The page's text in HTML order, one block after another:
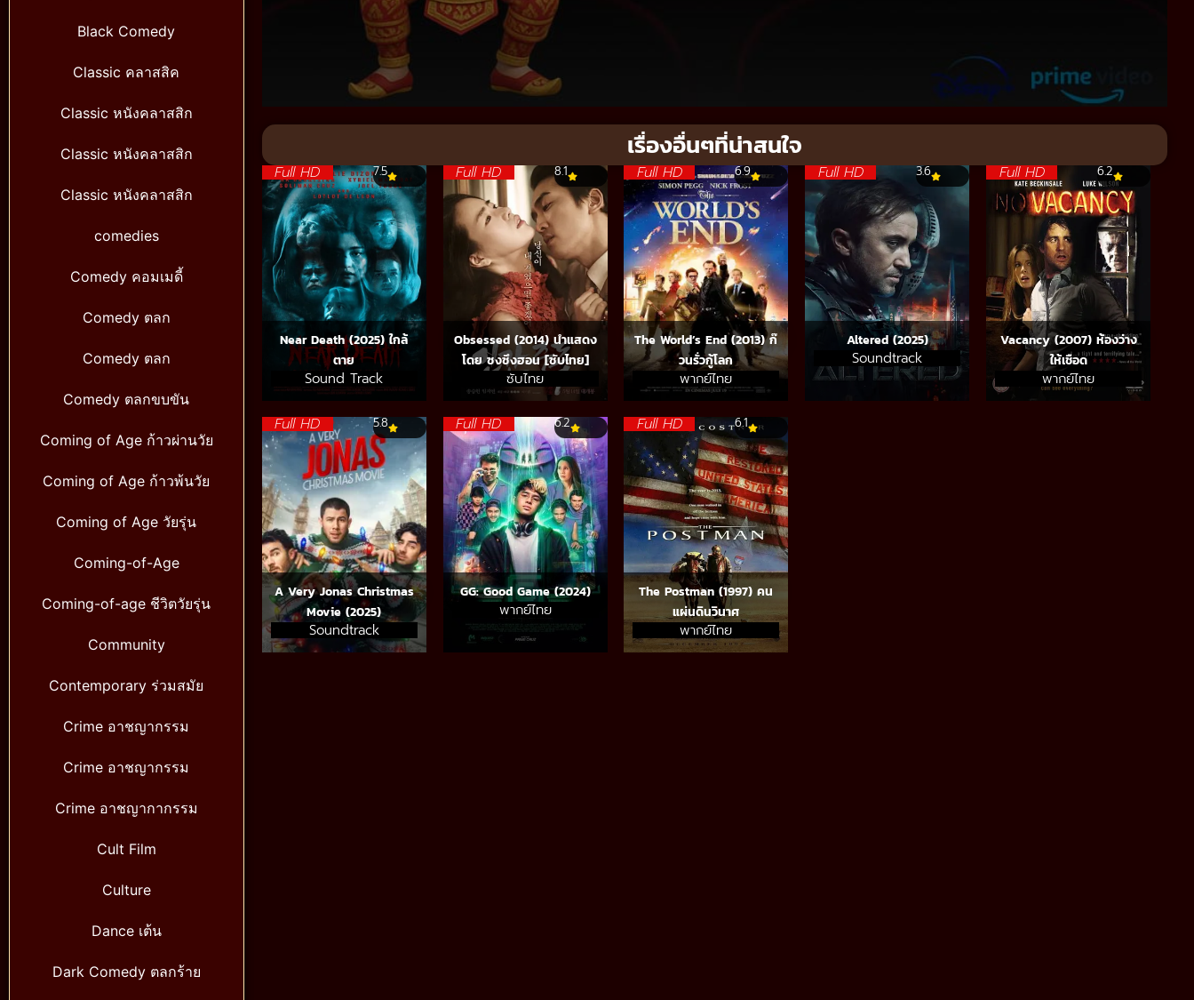
Black Comedy
Classic คลาสสิค
Classic หนังคลาสสิก
Classic หนังคลาสสิก
Classic หนังคลาสสิก
comedies
Comedy คอมเมดี้
Comedy ตลก
Comedy ตลก
Comedy ตลกขบขัน
Coming of Age ก้าวผ่านวัย
Coming of Age ก้าวพ้นวัย
Coming of Age วัยรุ่น
Coming-of-Age
Coming-of-age ชีวิตวัยรุ่น
Community
Contemporary ร่วมสมัย
Crime อาชญากรรม
Crime อาชญากรรม
Crime อาชญากากรรม
Cult Film
Culture
Dance เต้น
Dark Comedy ตลกร้าย
90%
เรื่องอื่นๆที่น่าสนใจ
Full HD 7.5
Near Death (2025) ใกล้
ตาย
Sound Track
Full HD 8.1
Obsessed (2014) นำแสดง
โดย ซงซึงฮอน [ซับไทย]
ซับไทย
Full HD 6.9
The World’s End (2013) ก๊
วนรั่วกู้โลก
พากย์ไทย
Full HD 3.6
Altered (2025)
Soundtrack
Full HD 6.2
Vacancy (2007) ห้องว่าง
ให้เชือด
พากย์ไทย
Full HD 5.8
A Very Jonas Christmas
Movie (2025)
Soundtrack
Full HD 6.2
GG: Good Game (2024)
พากย์ไทย
Full HD 6.1
The Postman (1997) คน
แผ่นดินวินาศ
พากย์ไทย